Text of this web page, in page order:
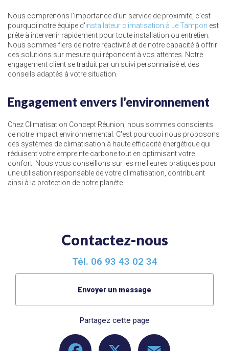
Nous comprenons l'importance d'un service de proximité, c'est
pourquoi notre équipe d'installateur climatisation à Le Tampon est
prête à intervenir rapidement pour toute installation ou entretien.
Nous sommes fiers de notre réactivité et de notre capacité à offrir
des solutions sur mesure qui répondent à vos attentes. Notre
engagement client se traduit par un suivi personnalisé et des
conseils adaptés à votre situation.
Engagement envers l'environnement
Chez Climatisation Concept Réunion, nous sommes conscients
de notre impact environnemental. C'est pourquoi nous proposons
des systèmes de climatisation à haute efficacité énergétique qui
réduisent votre empreinte carbone tout en optimisant votre
confort. Nous vous conseillons sur les meilleures pratiques pour
une utilisation responsable de votre climatisation, contribuant
ainsi à la protection de notre planète.
Contactez-nous
Tél. 06 93 43 02 34
Envoyer un message
Partagez cette page
Facebook